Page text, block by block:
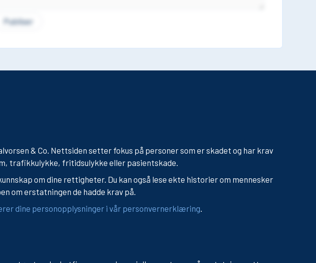
Publiser
& Co. Nettsiden setter fokus på personer som er skadet og har krav
trafikkulykke, fritidsulykke eller pasientskade.
om dine rettigheter. Du kan også lese ekte historier om mennesker
om erstatningen de hadde krav på.
dine personopplysninger i vår personvernerklæring.